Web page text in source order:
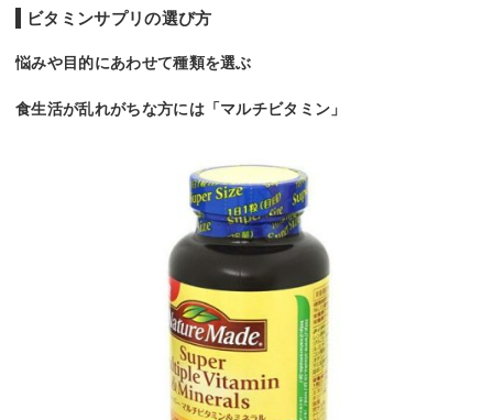
ビタミンサプリの選び方
悩みや目的にあわせて種類を選ぶ
食生活が乱れがちな方には「マルチビタミン」